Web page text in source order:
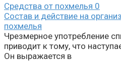
Средства от похмелья 0
Состав и действие на
похмелья
Чрезмерное употребление
приводит к тому, что
Он выражается в